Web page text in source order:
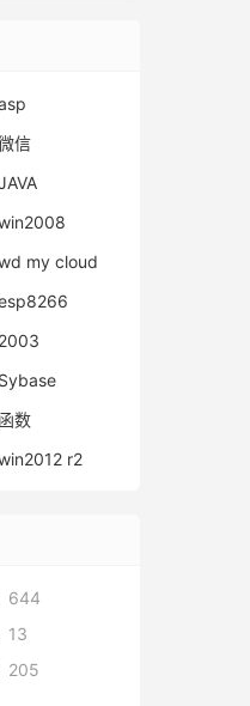
信
my cloud
2003
Sybase
函数
r2
644
13
205